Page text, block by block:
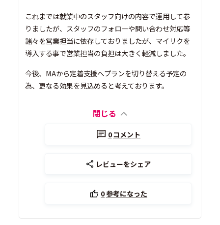
これまでは就業中のスタッフ向けの内容で運用して参
りましたが、スタッフのフォローや問い合わせ対応等
諸々を営業担当に依存しておりましたが、マイリクを
導入する事で営業担当の負担は大きく軽減しました。
今後、MAから定着支援へプランを切り替える予定の
為、更なる効果を見込めると考えております。
閉じる
0コメント
レビューをシェア
0参考になった